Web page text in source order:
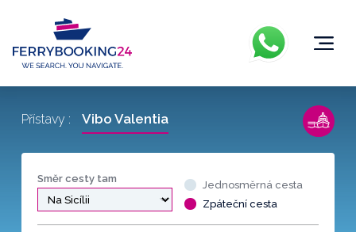
Směr cesty tam
Jednosměrná cesta
Zpáteční cesta
Přístavy : Vibo Valentia